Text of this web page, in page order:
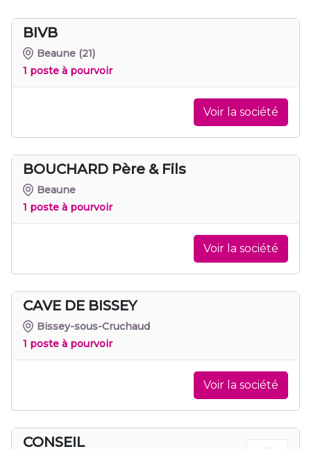
BIVB
Beaune (21)
1 poste à pourvoir
Voir la société
BOUCHARD Père & Fils
Beaune
1 poste à pourvoir
Voir la société
CAVE DE BISSEY
Bissey-sous-Cruchaud
1 poste à pourvoir
Voir la société
CONSEIL